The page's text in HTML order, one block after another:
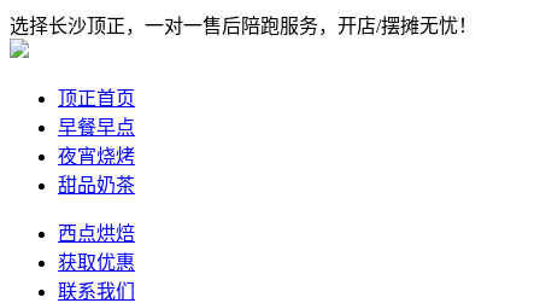
选择长沙顶正，一对一售后陪跑服务，开店/摆摊无忧！
顶正首页
早餐早点
夜宵烧烤
甜品奶茶
西点烘焙
获取优惠
联系我们